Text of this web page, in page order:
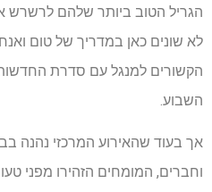
הגריל הטוב ביותר שלהם לרשרש
לא שונים כאן במדריך של טום
השבוע.
אך בעוד שהאירוע המרכזי נהנה
וחברים, המומחים הזהירו מפני